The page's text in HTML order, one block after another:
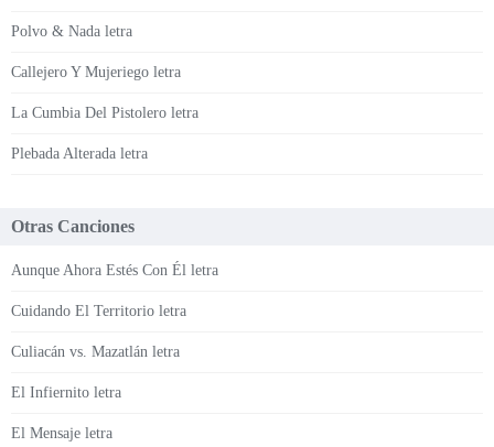
Polvo & Nada letra
Callejero Y Mujeriego letra
La Cumbia Del Pistolero letra
Plebada Alterada letra
Otras Canciones
Aunque Ahora Estés Con Él letra
Cuidando El Territorio letra
Culiacán vs. Mazatlán letra
El Infiernito letra
El Mensaje letra